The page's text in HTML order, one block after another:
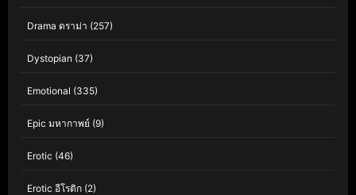
Drama ดราม่า (257)
Dystopian (37)
Emotional (335)
Epic มหากาพย์ (9)
Erotic (46)
Erotic อีโรติก (2)